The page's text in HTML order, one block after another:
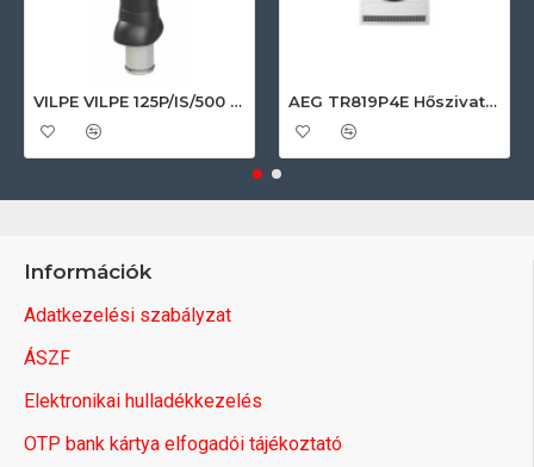
VILPE VILPE 125P/IS/500 FLOW tetőszellőző, fekete Szellőztető ventilátor tartozékok AEG TR819P4E Hőszivattyús szárítógép
Információk
Adatkezelési szabályzat
ÁSZF
Elektronikai hulladékkezelés
OTP bank kártya elfogadói tájékoztató